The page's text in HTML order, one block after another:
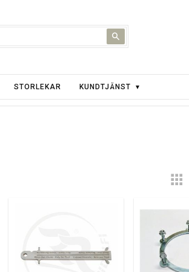
STORLEKAR KUNDTJÄNST